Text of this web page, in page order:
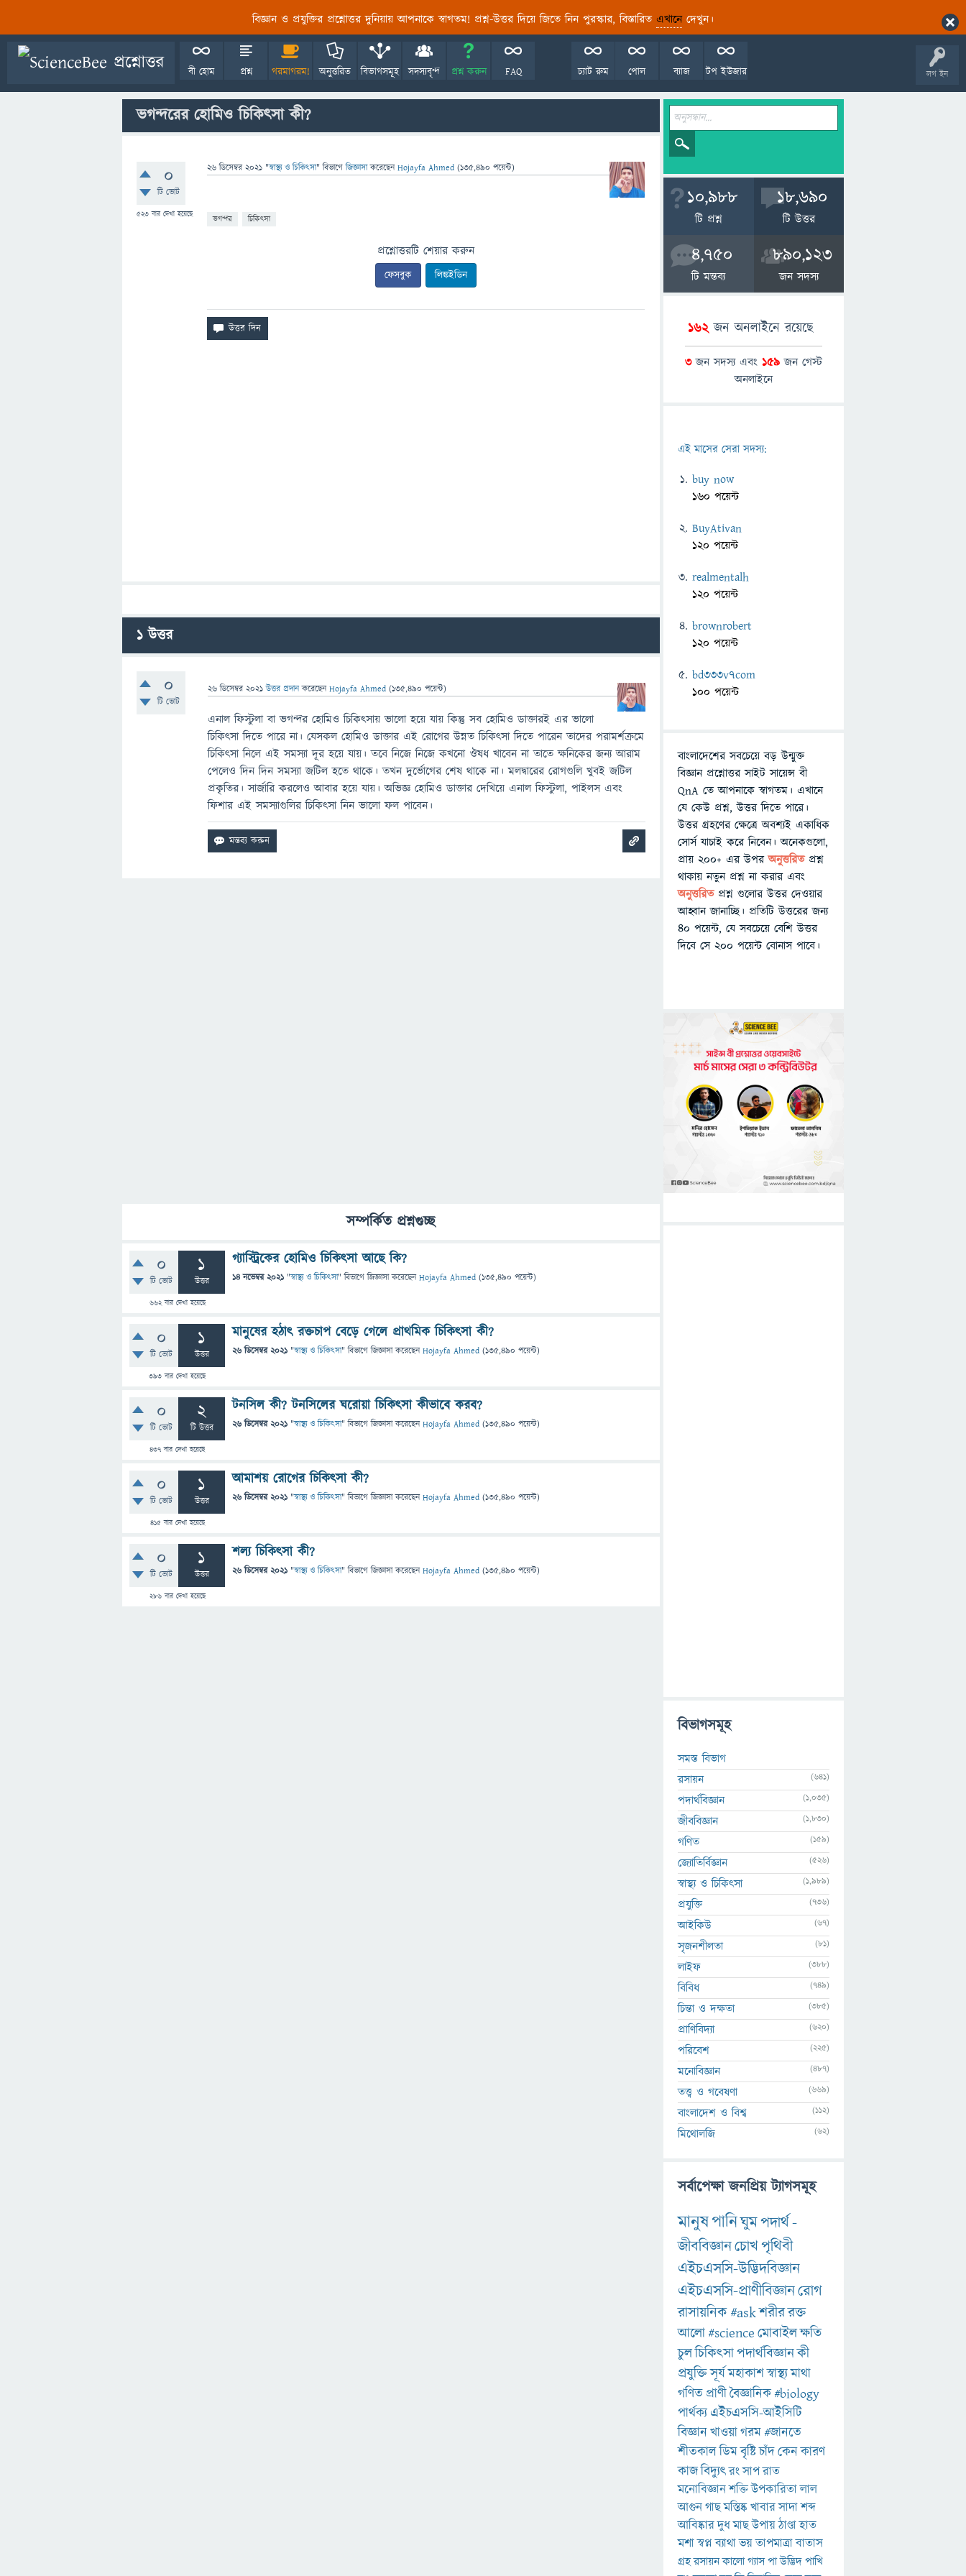
বিজ্ঞান ও প্রযুক্তির প্রশ্নোত্তর দুনিয়ায় আপনাকে স্বাগতম! প্রশ্ন-উত্তর দিয়ে জিতে নিন পুরস্কার, বিস্তারিত এখানেদেখুন।
লগ ইন
বী হোম প্রশ্ন গরমাগরম! অনুত্তরিত বিভাগসমূহ সদস্যবৃন্দ প্রশ্ন করুন FAQ টপ ইউজার
ব্যাজ
পোল
চ্যাট রুম
ভগন্দরের হোমিও চিকিৎসা কী?
0
টি ভোট
523 বার দেখা হয়েছে
26 ডিসেম্বর 2021 "স্বাস্থ্য ও চিকিৎসা" বিভাগে জিজ্ঞাসাকরেছেনHojayfa Ahmed (135,490 পয়েন্ট)
ভগন্দর চিকিৎসা
প্রশ্নোত্তরটি শেয়ার করুন
ফেসবুক লিঙ্কইডিন
1উত্তর
0
টি ভোট
26 ডিসেম্বর 2021 উত্তর প্রদান করেছেনHojayfa Ahmed (135,490 পয়েন্ট)
এনাল ফিস্টুলা বা ভগন্দর হোমিও চিকিৎসায় ভালো হয়ে যায় কিন্তু সব হোমিও ডাক্তারই এর ভালো
চিকিৎসা দিতে পারে না। যেসকল হোমিও ডাক্তার এই রোগের উন্নত চিকিৎসা দিতে পারেন তাদের পরামর্শক্রমে
চিকিৎসা নিলে এই সমস্যা দূর হয়ে যায়। তবে নিজে নিজে কখনো ঔষধ খাবেন না তাতে ক্ষনিকের জন্য আরাম
পেলেও দিন দিন সমস্যা জটিল হতে থাকে। তখন দুর্ভোগের শেষ থাকে না। মলদ্বারের রোগগুলি খুবই জটিল
প্রকৃতির। সার্জারি করলেও আবার হয়ে যায়। অভিজ্ঞ হোমিও ডাক্তার দেখিয়ে এনাল ফিস্টুলা, পাইলস এবং
ফিশার এই সমস্যাগুলির চিকিৎসা নিন ভালো ফল পাবেন।
সম্পর্কিত প্রশ্নগুচ্ছ
0
টি ভোট
1
উত্তর
662বার দেখা হয়েছে
গ্যাস্ট্রিকের হোমিও চিকিৎসা আছে কি?
14 নভেম্বর 2021 "স্বাস্থ্য ও চিকিৎসা" বিভাগে জিজ্ঞাসাকরেছেনHojayfa Ahmed (135,490 পয়েন্ট)
0
টি ভোট
1
উত্তর
393 বার দেখা হয়েছে
মানুষের হঠাৎ রক্তচাপ বেড়ে গেলে প্রাথমিক চিকিৎসা কী?
26 ডিসেম্বর 2021 "স্বাস্থ্য ও চিকিৎসা" বিভাগে জিজ্ঞাসাকরেছেনHojayfa Ahmed (135,490 পয়েন্ট)
0
টি ভোট
2
টি উত্তর
437 বার দেখা হয়েছে
টনসিল কী? টনসিলের ঘরোয়া চিকিৎসা কীভাবে করব?
26 ডিসেম্বর 2021 "স্বাস্থ্য ও চিকিৎসা" বিভাগে জিজ্ঞাসাকরেছেনHojayfa Ahmed (135,490 পয়েন্ট)
0
টি ভোট
1
উত্তর
415বার দেখা হয়েছে
আমাশয় রোগের চিকিৎসা কী?
26 ডিসেম্বর 2021 "স্বাস্থ্য ও চিকিৎসা" বিভাগে জিজ্ঞাসাকরেছেনHojayfa Ahmed (135,490 পয়েন্ট)
0
টি ভোট
1
উত্তর
286বার দেখা হয়েছে
শল্য চিকিৎসা কী?
26 ডিসেম্বর 2021 "স্বাস্থ্য ও চিকিৎসা" বিভাগে জিজ্ঞাসাকরেছেনHojayfa Ahmed (135,490 পয়েন্ট)
10,988
টি প্রশ্ন
18,690
টি উত্তর
4,750
টি মন্তব্য
890,123
জন সদস্য
162জন অনলাইনে রয়েছে
3জন সদস্য এবং 159 জন গেস্ট
অনলাইনে
এই মাসের সেরা সদস্য:
buy now
160 পয়েন্ট
BuyAtivan
120 পয়েন্ট
realmentalh
120 পয়েন্ট
brownrobert
120 পয়েন্ট
bd333v7com
100 পয়েন্ট
বাংলাদেশের সবচেয়ে বড় উন্মুক্ত
বিজ্ঞান প্রশ্নোত্তর সাইট সায়েন্স বী
QnA তে আপনাকে স্বাগতম। এখানে
যে কেউ প্রশ্ন, উত্তর দিতে পারে।
উত্তর গ্রহণের ক্ষেত্রে অবশ্যই একাধিক
সোর্স যাচাই করে নিবেন। অনেকগুলো,
প্রায় ২০০+ এর উপরঅনুত্তরিতপ্রশ্ন
থাকায় নতুন প্রশ্ন না করার এবং
অনুত্তরিত প্রশ্ন গুলোর উত্তর দেওয়ার
আহ্বান জানাচ্ছি। প্রতিটি উত্তরের জন্য
৪০ পয়েন্ট, যে সবচেয়ে বেশি উত্তর
দিবে সে ২০০ পয়েন্ট বোনাস পাবে।
বিভাগসমূহ
সমস্ত বিভাগ
রসায়ন
(641)
পদার্থবিজ্ঞান (1,035)
জীববিজ্ঞান (1,830)
গণিত (159)
জ্যোতির্বিজ্ঞান (526)
স্বাস্থ্য ও চিকিৎসা (1,989)
প্রযুক্তি (736)
আইকিউ (67)
সৃজনশীলতা (81)
লাইফ (388)
বিবিধ (749)
চিন্তা ও দক্ষতা (385)
প্রাণিবিদ্যা (620)
পরিবেশ (225)
মনোবিজ্ঞান (487)
তত্ত্ব ও গবেষণা (669)
বাংলাদেশ ও বিশ্ব (112)
মিথোলজি (62)
সর্বাপেক্ষা জনপ্রিয় ট্যাগসমূহ
মানুষপানিঘুমপদার্থ-
জীববিজ্ঞানচোখপৃথিবী
এইচএসসি-উদ্ভিদবিজ্ঞান
এইচএসসি-প্রাণীবিজ্ঞানরোগ
রাসায়নিক#askশরীররক্ত
আলো#scienceমোবাইলক্ষতি
চুলচিকিৎসাপদার্থবিজ্ঞানকী
প্রযুক্তিসূর্যমহাকাশস্বাস্থ্যমাথা
গণিত প্রাণীবৈজ্ঞানিক#biology
পার্থক্য এইচএসসি-আইসিটি
বিজ্ঞানখাওয়াগরম#জানতে
শীতকালডিমবৃষ্টিচাঁদকেনকারণ
কাজবিদ্যুৎরংসাপরাত
মনোবিজ্ঞানশক্তিউপকারিতালাল
আগুনগাছমস্তিষ্কখাবারসাদাশব্দ
আবিষ্কারদুধমাছউপায়ঠাণ্ডাহাত
মশাস্বপ্নব্যাথাভয়তাপমাত্রাবাতাস
গ্রহরসায়নকালোগ্যাসপাউদ্ভিদপাখি